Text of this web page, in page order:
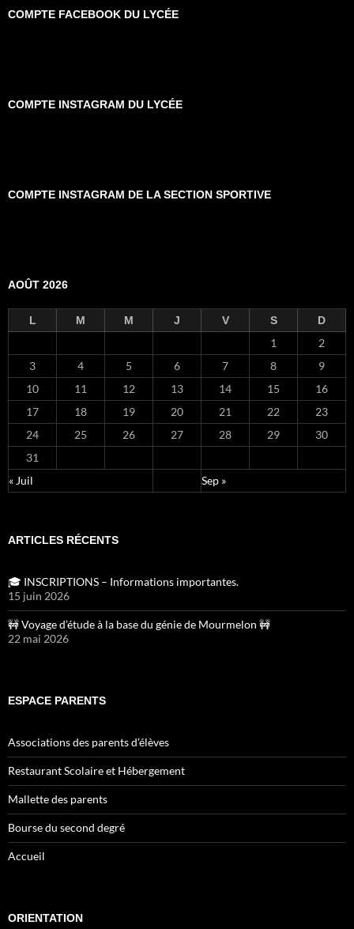
COMPTE FACEBOOK DU LYCÉE
COMPTE INSTAGRAM DU LYCÉE
COMPTE INSTAGRAM DE LA SECTION SPORTIVE
AOÛT 2026
L M M J V S D
1
2
3
4 5 6 7 8
9
10
11 12 13 14 15
16
17
18 19 20 21 22
23
24
25 26 27 28 29
30
31
« Juil
Sep »
ARTICLES RÉCENTS
🎓 INSCRIPTIONS – Informations importantes.
15 juin 2026
🚧 Voyage d’étude à la base du génie de Mourmelon 🚧
22 mai 2026
ESPACE PARENTS
Associations des parents d’élèves
Restaurant Scolaire et Hébergement
Mallette des parents
Bourse du second degré
Accueil
ORIENTATION